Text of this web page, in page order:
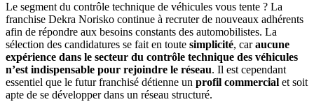
Le segment du contrôle technique de véhicules vous tente ? La
franchise Dekra Norisko continue à recruter de nouveaux adhérents
afin de répondre aux besoins constants des automobilistes. La
sélection des candidatures se fait en toute simplicité, caraucune
expérience dans le secteur du contrôle technique des véhicules
n’est indispensable pour rejoindre le réseau. Il est cependant
essentiel que le futur franchisé détienne un profil commercial et soit
apte de se développer dans un réseau structuré.